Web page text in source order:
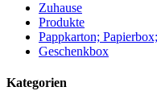
Zuhause
Produkte
Pappkarton;
Geschenkbox
Kategorien